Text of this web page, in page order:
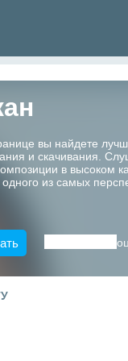
вы найдете
и скачивания.
в высоком
одного из самых